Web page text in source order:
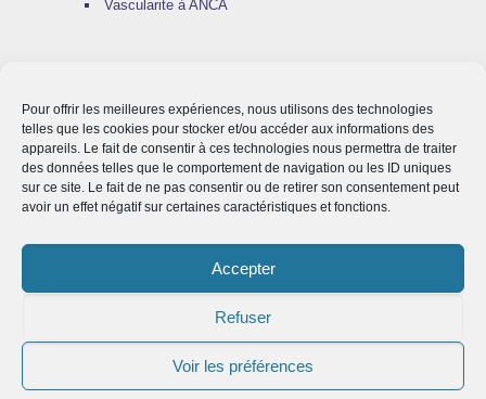
Pour offrir les meilleures expériences, nous utilisons des technologies
telles que les cookies pour stocker et/ou accéder aux informations des
appareils. Le fait de consentir à ces technologies nous permettra de traiter
des données telles que le comportement de navigation ou les ID uniques
sur ce site. Le fait de ne pas consentir ou de retirer son consentement peut
avoir un effet négatif sur certaines caractéristiques et fonctions.
Accepter
Refuser
Voir les préférences
Vascularite à ANCA
LA RECHERCHE
Protocoles thérapeutiques en cours
Laboratoire de recherche
© 2025 Service Communication CHU LILLE |